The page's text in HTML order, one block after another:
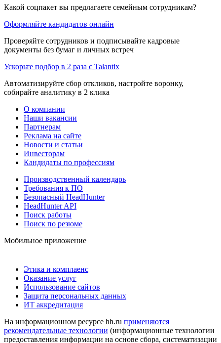
Какой соцпакет вы предлагаете семейным сотрудникам?
Оформляйте кандидатов онлайн
Проверяйте сотрудников и подписывайте кадровые
документы без бумаг и личных встреч
Ускорьте подбор в 2 раза с Talantix
Автоматизируйте сбор откликов, настройте воронку,
собирайте аналитику в 2 клика
О компании
Наши вакансии
Партнерам
Реклама на сайте
Новости и статьи
Инвесторам
Кандидаты по профессиям
Производственный календарь
Требования к ПО
Безопасный HeadHunter
HeadHunter API
Поиск работы
Поиск по резюме
Мобильное приложение
Этика и комплаенс
Оказание услуг
Использование сайтов
Защита персональных данных
ИТ аккредитация
На информационном ресурсе hh.ru применяются
рекомендательные технологии (информационные технологии
предоставления информации на основе сбора, систематизации